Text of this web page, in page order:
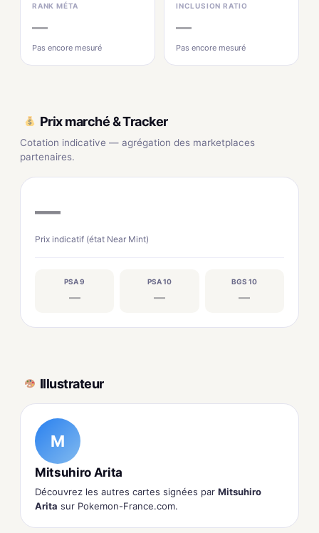
RANK MÉTA
—
Pas encore mesuré
INCLUSION RATIO
—
Pas encore mesuré
Prix marché & Tracker
Cotation indicative — agrégation des marketplaces
partenaires.
—
Prix indicatif (état Near Mint)
PSA 9
—
PSA 10
—
BGS 10
—
Illustrateur
M
Mitsuhiro Arita
Découvrez les autres cartes signées par Mitsuhiro
Arita sur Pokemon-France.com.